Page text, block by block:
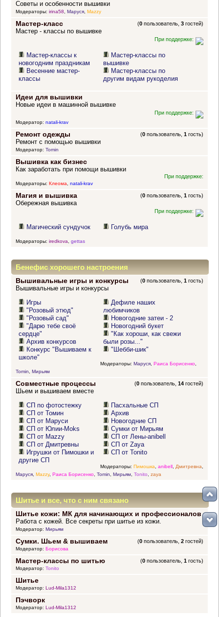
Советы и особенности вышивки
Модераторы: irina58, Маруся, Mazzy
Мастер-класс (0 пользователь,3 гостей)
Мастер - классы по вышивке
При поддержке:
Мастер-классы к
новогодним праздникам
Весенние мастер-
классы
Мастер-классы по
вышивке
Мастер-классы по
другим видам рукоделия
Идеи для вышивки
Новые идеи в машинной вышивке
При поддержке:
Модератор: natali-krav
Ремонт одежды (0 пользователь,1 гость)
Ремонт с помощью вышивки
Модератор: Tomin
Вышивка как бизнес
Как заработать при помощи вышивки
При поддержке:
Модераторы: Клеома, natali-krav
Магия и вышивка (0 пользователь,1 гость)
Обережная вышивка
При поддержке:
Магический сундучок Голубь мира
Модераторы: iredkova gettas
Бенефис хорошего настроения
Вышивальные игры и конкурсы (0 пользователь,1 гость)
Вышивальные игры и конкурсы
Игры
"Розовый этюд"
"Розовый сад"
"Дарю тебе своё
сердце"
Архив конкурсов
Конкурс "Вышиваем к
школе"
Дефиле наших
любимчиков
Новогодние затеи - 2
Новогодний букет
"Как хороши, как свежи
были розы..."
"Шебби-шик"
Модераторы: Маруся, Раиса Борисенко,
Tomin
Мирьям
Совместные процессы (0 пользователь,14 гостей)
Шьем и вышиваем вместе
СП по фотостежку
СП от Томин
СП от Маруси
СП от Юлии-Moks
СП от Mazzy
СП от Дмитревны
Игрушки от Пимошки и
другие СП
Пасхальные СП
Архив
Новогодние СП
Сумки от Мирьям
СП от Лены-anibell
СП от Zaya
СП от Tonito
Модераторы: Пимошка anibell, Дмитревна
Маруся, Mazzy, Раиса Борисенко, Tomin Мирьям, Tonito zaya
Шитье и все, что с ним связано
Шитье кожи: МК для начинающих и профессионалов
Работа с кожей. Все секреты при шитье из кожи.
Модератор: Мирьям
Сумки. Шьем & вышиваем (0 пользователь,2 гостей)
Модератор: Борисова
Мастер-классы по шитью (0 пользователь,1 гость)
Модератор: Tonito
Шитье
Модератор: Lud-Mila1312
Пэчворк
Модератор: Lud-Mila1312